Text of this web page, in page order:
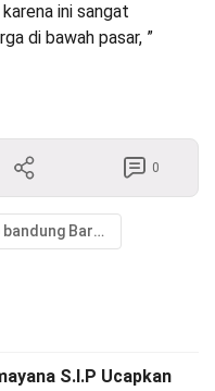
ini sangat
di bawah pasar, ”
0
Kab bandung Barat
S.I.P Ucapkan